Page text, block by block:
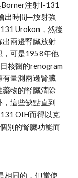
Borner注射I-131
出時間─放射強
Urokon，然後
出兩邊腎臟放射
，可是1958年他
核醫的renogram
有量測兩邊腎臟
藥物的腎臟清除
這些缺點直到
OIH而得以克
別的腎臟功能而
相同的，但當使